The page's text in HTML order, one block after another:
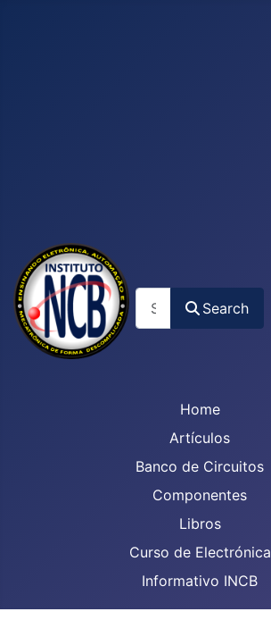
Search
Home
Artículos
Banco de Circuitos
Componentes
Libros
Curso de Electrónica
Informativo INCB